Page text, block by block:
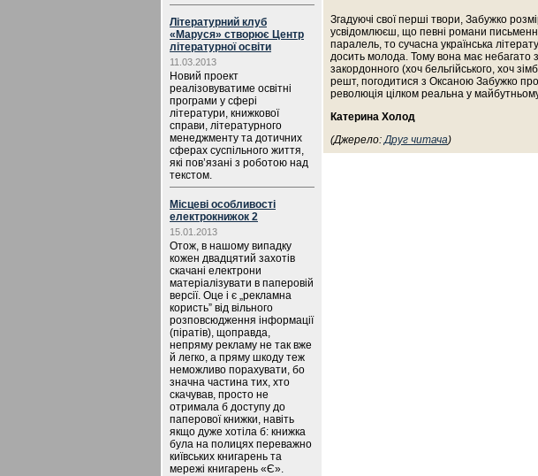
Літературний клуб
«Маруся» створює Центр
літературної освіти
11.03.2013
Новий проект
реалізовуватиме освітні
програми у сфері
літератури, книжкової
справи, літературного
менеджменту та дотичних
сферах суспільного життя,
які пов’язані з роботою над
текстом.
Місцеві особливості
електрокнижок 2
15.01.2013
Отож, в нашому випадку
кожен двадцятий захотів
скачані електрони
матеріалізувати в паперовій
версії. Оце і є „рекламна
користь” від вільного
розповсюдження інформації
(піратів), щоправда,
непряму рекламу не так вже
й легко, а пряму шкоду теж
неможливо порахувати, бо
значна частина тих, хто
скачував, просто не
отримала б доступу до
паперової книжки, навіть
якщо дуже хотіла б: книжка
була на полицях переважно
київських книгарень та
мережі книгарень «Є».
Згадуючі свої перші твори, Забужко
усвідомлюєш, що певні романи
паралель, то сучасна українська
досить молода. Тому вона має небагато
закордонного (хоч бельгійського, хоч
решт, погодитися з Оксаною Забужко про
революція цілком реальна у
Катерина Холод
(Джерело:Друг читача)